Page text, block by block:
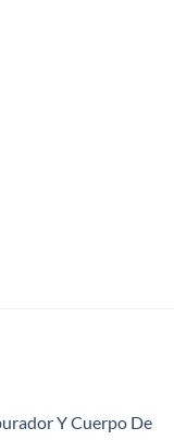
Y Cuerpo De